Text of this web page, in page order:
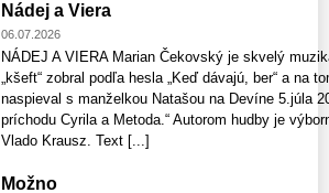
Nádej a Viera
06.07.2026
NÁDEJ A VIERA Marian Čekovský je skvelý
„kšeft“ zobral podľa hesla „Keď dávajú, ber“ a na
naspieval s manželkou Natašou na Devíne 5.júla
príchodu Cyrila a Metoda.“ Autorom hudby je
Vlado Krausz. Text [...]
Možno